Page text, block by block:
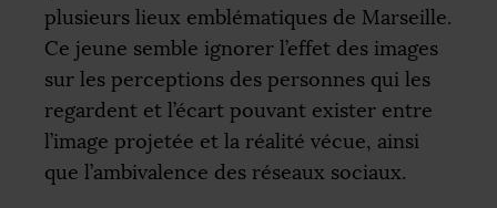
plusieurs lieux emblématiques de Marseille.
Ce jeune semble ignorer l’effet des images
sur les perceptions des personnes qui les
regardent et l’écart pouvant exister entre
l’image projetée et la réalité vécue, ainsi
que l’ambivalence des réseaux sociaux.